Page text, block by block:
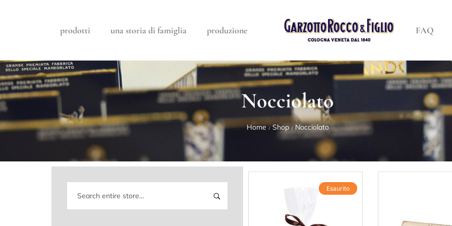
prodotti una storia di famiglia produzione FAQ
Nocciolato
Home / Shop / Nocciolato
Esaurito